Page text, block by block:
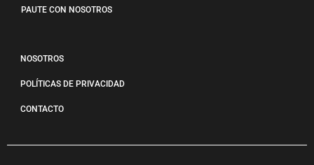
PAUTE CON NOSOTROS
NOSOTROS
POLÍTICAS DE PRIVACIDAD
CONTACTO